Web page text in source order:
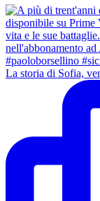
La storia di Sofia,